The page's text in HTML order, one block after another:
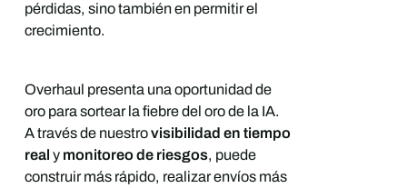
pérdidas, sino también en permitir el
crecimiento.
Overhaul presenta una oportunidad de
oro para sortear la fiebre del oro de la IA.
A través de nuestrovisibilidad en tiempo
real ymonitoreo de riesgos, puede
construir más rápido, realizar envíos más